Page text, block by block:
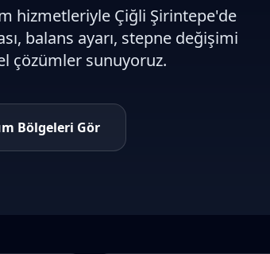
hizmetleriyle Çiğli Şirintepe'de
balans ayarı, stepne değişimi
çözümler sunuyoruz.
Bölgeleri Gör